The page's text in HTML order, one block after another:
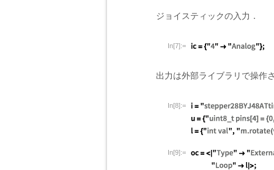
ジョイスティックの入力．
In[7]:=
出力は外部ライブラリで操作
In[8]:=
In[9]:=